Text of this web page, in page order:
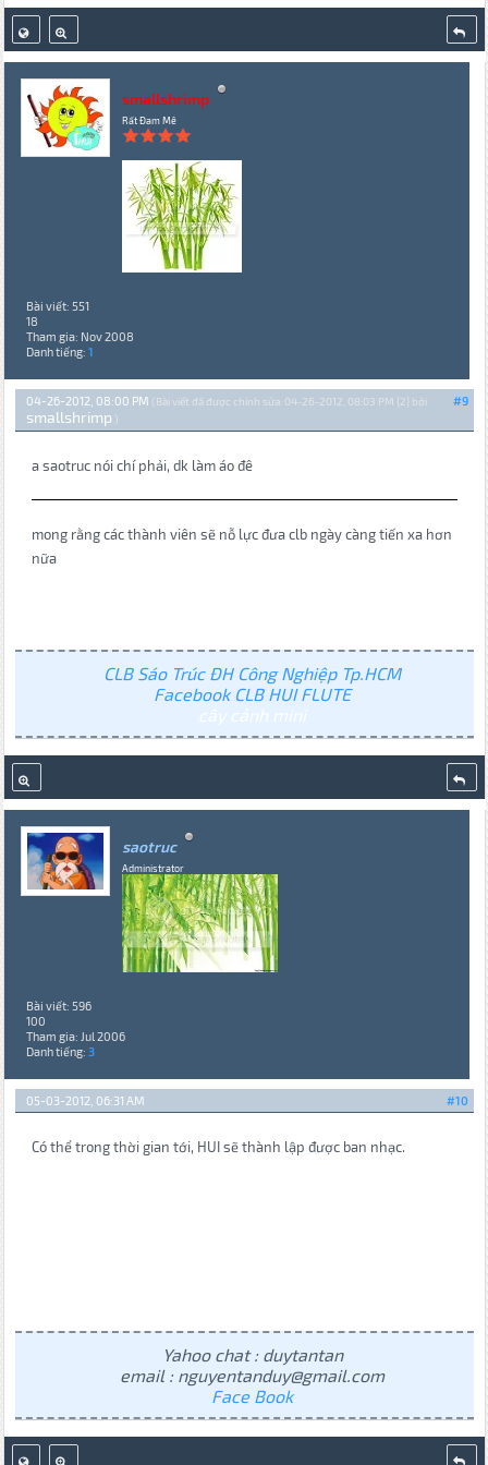
smallshrimp
Rất Đam Mê
Bài viết: 551
18
Tham gia: Nov 2008
Danh tiếng: 1
#9
04-26-2012, 08:00 PM (Bài viết đã được chỉnh sửa: 04-26-2012, 08:03 PM {2} bởi
smallshrimp .)
a saotruc nói chí phải, dk làm áo đê
mong rằng các thành viên sẽ nỗ lực đưa clb ngày càng tiến xa hơn
nữa
CLB Sáo Trúc ĐH Công Nghiệp Tp.HCM
Facebook CLB HUI FLUTE
cây cảnh mini
saotruc
Administrator
Bài viết: 596
100
Tham gia: Jul 2006
Danh tiếng: 3
#10
05-03-2012, 06:31 AM
Có thể trong thời gian tới, HUI sẽ thành lập được ban nhạc.
Yahoo chat : duytantan
email : nguyentanduy@gmail.com
Face Book